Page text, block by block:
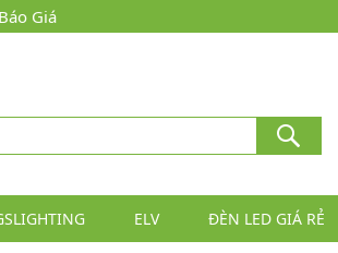
Giá
ELV ĐÈN LED GIÁ RẺ